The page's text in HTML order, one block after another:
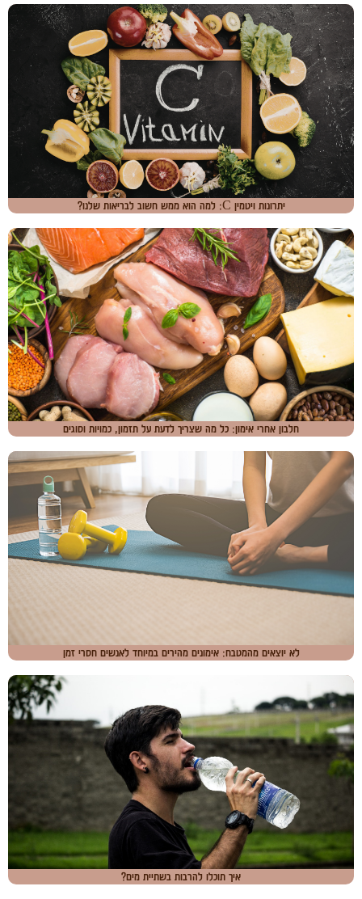
יתרונות ויטמין C: למה הוא ממש חשוב לבריאות שלנו?
חלבון אחרי אימון: כל מה שצריך לדעת על תזמון, כמויות וסוגים
לא יוצאים מהמטבח: אימונים מהירים במיוחד לאנשים חסרי זמן
איך תוכלו להרבות בשתיית מים?